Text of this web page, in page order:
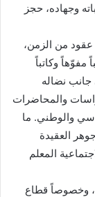
وجهاده، حجز
من الزمن،
مفوّهاً وكاتباً
جانب نضاله
والمحاضرات
والوطني. ما
العقيدة
المعلم
وخصوصاً قطاع